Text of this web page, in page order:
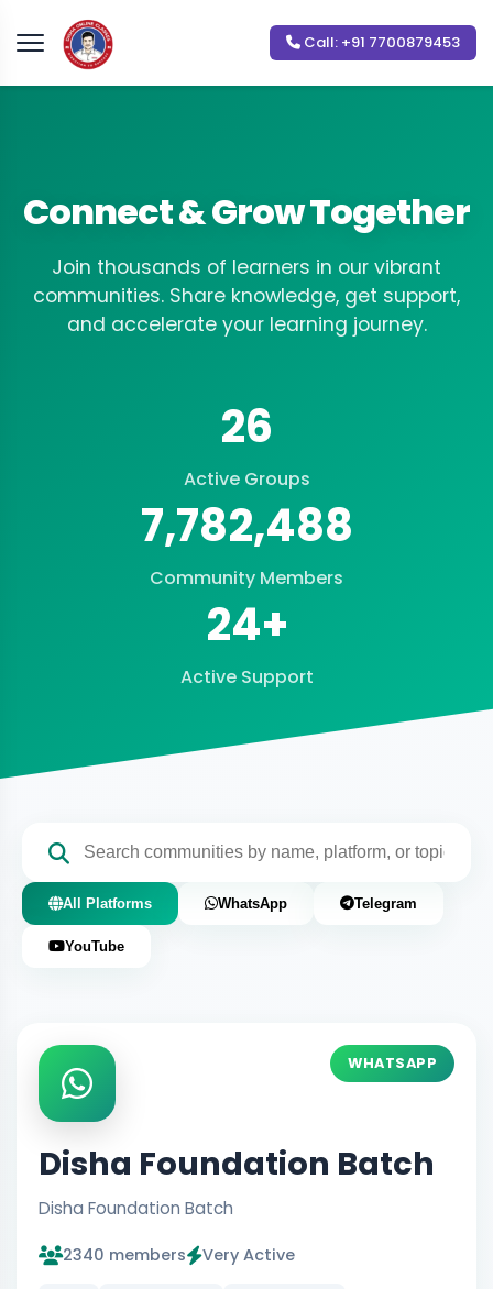
Call: +91 7700879453
Connect & Grow Together
Join thousands of learners in our vibrant
communities. Share knowledge, get support,
and accelerate your learning journey.
26
Active Groups
7,782,488
Community Members
24+
Active Support
All Platforms WhatsApp Telegram
YouTube
WHATSAPP
Disha Foundation Batch
Disha Foundation Batch
2340 members Very Active